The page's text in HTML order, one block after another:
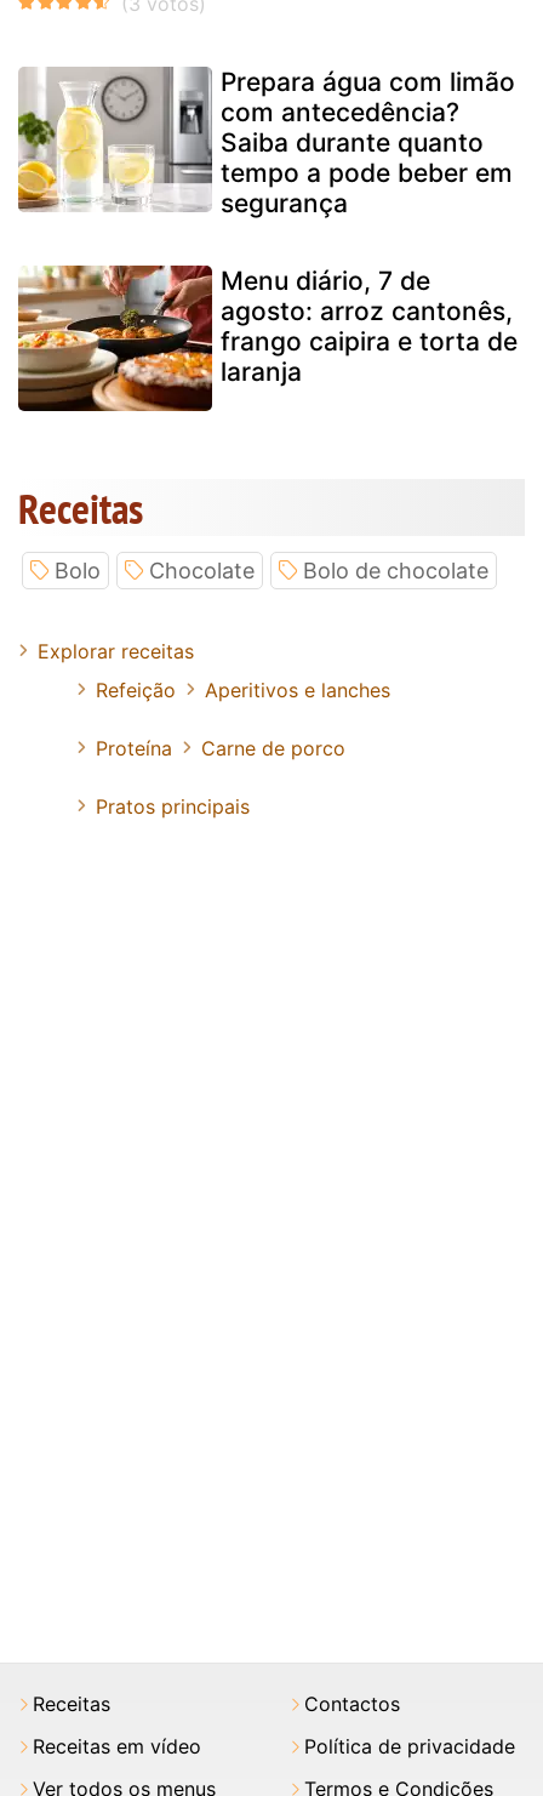
Prepara água com limão
com antecedência?
Saiba durante quanto
tempo a pode beber em
segurança
Menu diário, 7 de
agosto: arroz cantonês,
frango caipira e torta de
laranja
Receitas
Bolo Chocolate Bolo de chocolate
Explorar receitas
Refeição
Aperitivos e lanches
Proteína Carne de porco
Pratos principais
Receitas
Receitas em vídeo
Ver todos os menus
Contactos
Política de privacidade
Termos e Condições